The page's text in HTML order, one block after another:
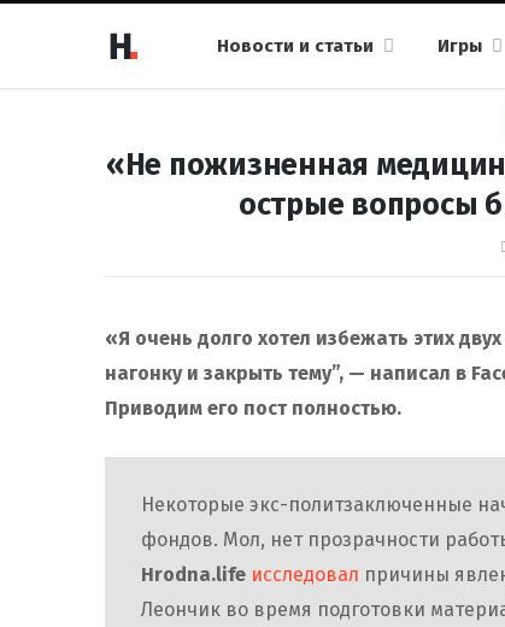
Новости и статьи Игры
«Не пожизненная
острые вопросы
«Я очень долго хотел избежать этих
нагонку и закрыть тему”, — написал в
Приводим его пост полностью.
Некоторые экс-политзаключенные
фондов. Мол, нет прозрачности
Hrodna.life исследовал причины
Леончик во время подготовки